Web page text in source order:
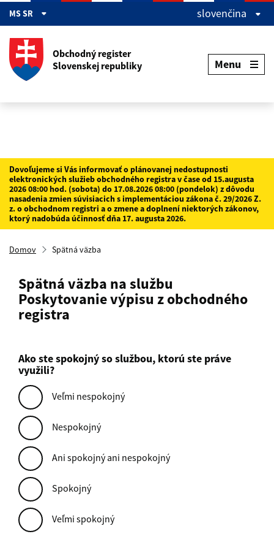
Preskočiť na hlavný obsah
MS SR slovenčina
Obchodný register
Slovenskej republiky
Menu
Dovoľujeme si Vás informovať o plánovanej nedostupnosti
elektronických služieb obchodného registra v čase od 15.augusta
2026 08:00 hod. (sobota) do 17.08.2026 08:00 (pondelok) z dôvodu
nasadenia zmien súvisiacich s implementáciou zákona č. 29/2026 Z.
z. o obchodnom registri a o zmene a doplnení niektorých zákonov,
ktorý nadobúda účinnosť dňa 17. augusta 2026.
Domov Spätná väzba
Spätná väzba na službu
Poskytovanie výpisu z obchodného
registra
Ako ste spokojný so službou, ktorú ste práve
využili?
Veľmi nespokojný
Nespokojný
Ani spokojný ani nespokojný
Spokojný
Veľmi spokojný